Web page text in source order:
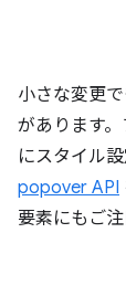
小さな変更
があります
にスタイル
popover API
要素にもご注